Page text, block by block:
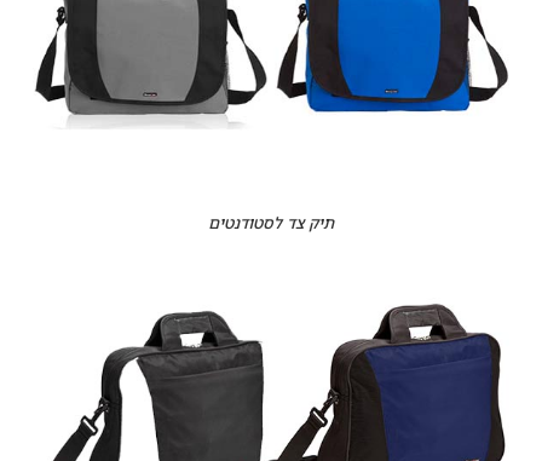
תיק צד לסטודנטים